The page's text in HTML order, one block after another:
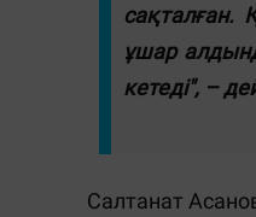
сақталған.
ұшар
кетеді", –
Салтанат